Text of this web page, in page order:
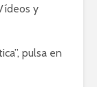
y
pulsa en